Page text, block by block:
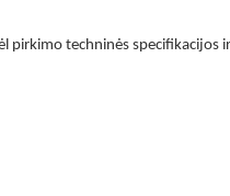
pirkimo techninės specifikacijos